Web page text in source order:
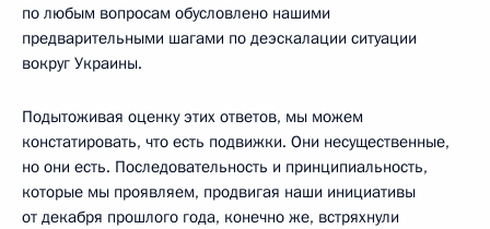
по любым вопросам обусловлено нашими
предварительными шагами по деэскалации ситуации
вокруг Украины.
Подытоживая оценку этих ответов, мы можем
констатировать, что есть подвижки. Они несущественные,
но они есть. Последовательность и принципиальность,
которые мы проявляем, продвигая наши инициативы
от декабря прошлого года, конечно же, встряхнули